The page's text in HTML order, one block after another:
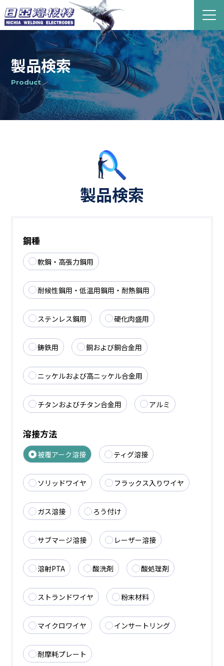
製品検索
Product
製品検索
鋼種
軟鋼・高張力鋼用
耐候性鋼用・低温用鋼用・耐熱鋼用
ステンレス鋼用 硬化肉盛用
鋳鉄用 銅および銅合金用
ニッケルおよび高ニッケル合金用
チタンおよびチタン合金用 アルミ
溶接方法
被覆アーク溶接 ティグ溶接
ソリッドワイヤ フラックス入りワイヤ
ガス溶接 ろう付け
サブマージ溶接 レーザー溶接
溶射PTA 酸洗剤 酸処理剤
ストランドワイヤ 粉末材料
マイクロワイヤ インサートリング
耐摩耗プレート